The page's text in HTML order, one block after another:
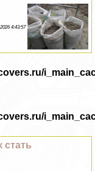
4:43:57